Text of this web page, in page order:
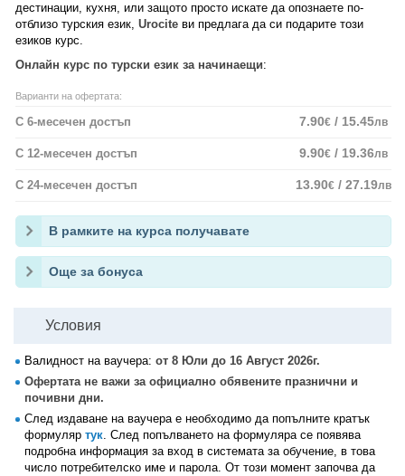
дестинации, кухня, или защото просто искате да опознаете по-
отблизо турския език, Urocite ви предлага да си подарите този
езиков курс.
Онлайн курс по турски език за начинаещи:
Варианти на офертата:
С 6-месечен достъп 7.90€ / 15.45лв
С 12-месечен достъп 9.90€ / 19.36лв
С 24-месечен достъп 13.90€ / 27.19лв
В рамките на курса получавате
Още за бонуса
Условия
Валидност на ваучера: от 8 Юли до 16 Август 2026г.
Офертата не важи за официално обявените празнични и
почивни дни.
След издаване на ваучера е необходимо да попълните кратък
формуляр тук. След попълването на формуляра се появява
подробна информация за вход в системата за обучение, в това
число потребителско име и парола. От този момент започва да